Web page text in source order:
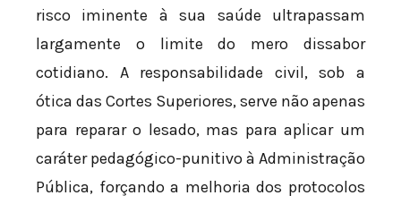
risco iminente à sua saúde ultrapassam
largamente o limite do mero dissabor
cotidiano. A responsabilidade civil, sob a
ótica das Cortes Superiores, serve não apenas
para reparar o lesado, mas para aplicar um
caráter pedagógico-punitivo à Administração
Pública, forçando a melhoria dos protocolos